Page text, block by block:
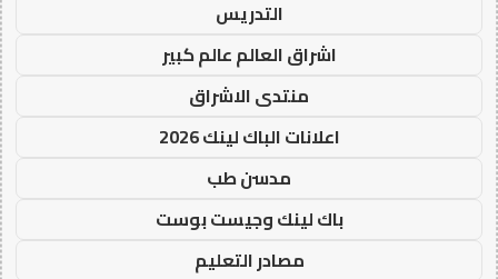
التدريس
اشراق العالم عالم كبير
منتدى الاشراق
اعلانات الباك لينك 2026
مدسن طب
باك لينك وجيست بوست
مصادر التعليم